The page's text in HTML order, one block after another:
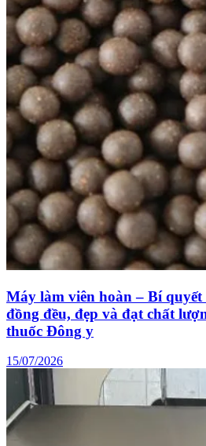
Máy làm viên hoàn – Bí quyết
đồng đều, đẹp và đạt chất
thuốc Đông y
15/07/2026